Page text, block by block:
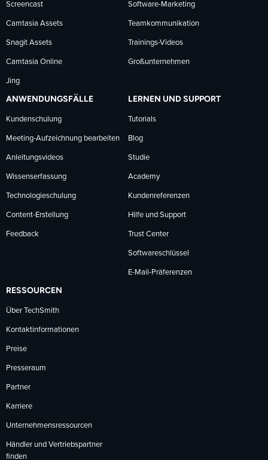
Screencast
Camtasia Assets
Snagit Assets
Camtasia Online
Jing
Software-Marketing
Teamkommunikation
Trainings-Videos
Großunternehmen
ANWENDUNGSFÄLLE
Kundenschulung
Meeting-Aufzeichnung bearbeiten
Anleitungsvideos
Wissenserfassung
Technologieschulung
Content-Erstellung
Feedback
LERNEN UND SUPPORT
Tutorials
Blog
Studie
Academy
Kundenreferenzen
Hilfe und Support
Trust Center
Softwareschlüssel
E-Mail-Präferenzen
RESSOURCEN
Über TechSmith
Kontaktinformationen
Preise
Presseraum
Partner
Karriere
Unternehmensressourcen
Händler und Vertriebspartner
finden